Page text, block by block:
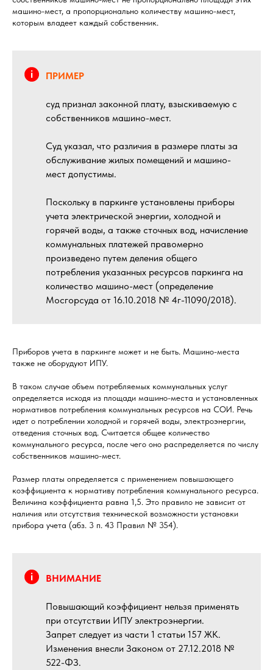
машино-мест, а пропорционально количеству машино-мест,
которым владеет каждый собственник.
ПРИМЕР
суд признал законной плату, взыскиваемую с
собственников машино-мест.
Суд указал, что различия в размере платы за
обслуживание жилых помещений и машино-
мест допустимы.
Поскольку в паркинге установлены приборы
учета электрической энергии, холодной и
горячей воды, а также сточных вод, начисление
коммунальных платежей правомерно
произведено путем деления общего
потребления указанных ресурсов паркинга на
количество машино-мест (определение
Мосгорсуда от 16.10.2018 № 4г-11090/2018).
Приборов учета в паркинге может и не быть. Машино-места
также не оборудуют ИПУ.
В таком случае объем потребляемых коммунальных услуг
определяется исходя из площади машино-места и установленных
нормативов потребления коммунальных ресурсов на СОИ. Речь
идет о потреблении холодной и горячей воды, электроэнергии,
отведения сточных вод. Считается общее количество
коммунального ресурса, после чего оно распределяется по числу
собственников машино-мест.
Размер платы определяется с применением повышающего
коэффициента к нормативу потребления коммунального ресурса.
Величина коэффициента равна 1,5. Это правило не зависит от
наличия или отсутствия технической возможности установки
прибора учета (абз. 3 п. 43 Правил № 354).
ВНИМАНИЕ
Повышающий коэффициент нельзя применять
при отсутствии ИПУ электроэнергии.
Запрет следует из части 1 статьи 157 ЖК.
Изменения внесли Законом от 27.12.2018 №
522-ФЗ.